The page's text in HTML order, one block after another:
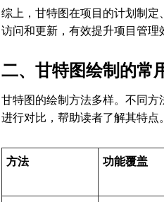
综上，甘特图在项目的计划制
访问和更新，有效提升项目管理
二、甘特图绘制的常
甘特图的绘制方法多样。不同
进行对比，帮助读者了解其特点。
方法 功能覆盖